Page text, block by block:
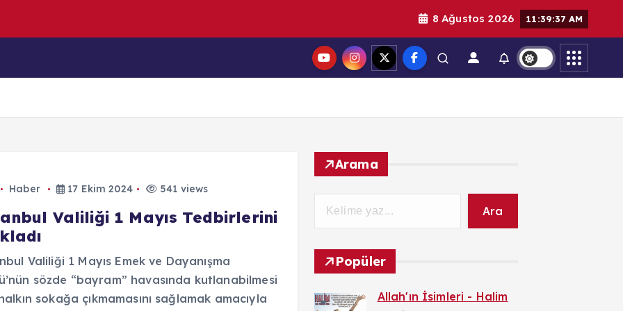
8 Ağustos 2026 11:39:38 AM
Haber 17 Ekim 2024 541 views
Valiliği 1 Mayıs Tedbirlerini
Valiliği 1 Mayıs Emek ve Dayanışma
sözde “bayram” havasında kutlanabilmesi
sokağa çıkmamasını sağlamak amacıyla
Arama
Ara
Popüler
Allah'ın İsimleri - Halim